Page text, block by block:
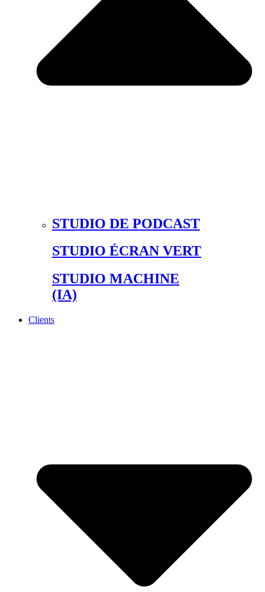
STUDIO DE PODCAST
STUDIO ÉCRAN VERT
STUDIO MACHINE
(IA)
Clients